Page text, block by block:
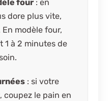
four: en
dore plus vite,
modèle four,
1 à 2 minutes de
: si votre
coupez le pain en